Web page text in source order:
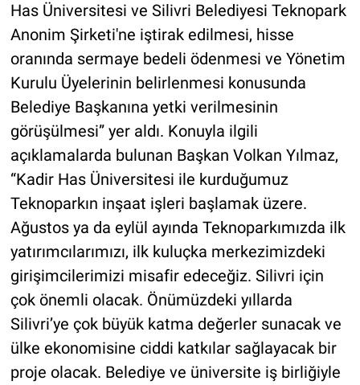
Has Üniversitesi ve Silivri Belediyesi Teknopark
Anonim Şirketi'ne iştirak edilmesi, hisse
oranında sermaye bedeli ödenmesi ve Yönetim
Kurulu Üyelerinin belirlenmesi konusunda
Belediye Başkanına yetki verilmesinin
görüşülmesi” yer aldı. Konuyla ilgili
açıklamalarda bulunan Başkan Volkan Yılmaz,
“Kadir Has Üniversitesi ile kurduğumuz
Teknoparkın inşaat işleri başlamak üzere.
Ağustos ya da eylül ayında Teknoparkımızda ilk
yatırımcılarımızı, ilk kuluçka merkezimizdeki
girişimcilerimizi misafir edeceğiz. Silivri için
çok önemli olacak. Önümüzdeki yıllarda
Silivri’ye çok büyük katma değerler sunacak ve
ülke ekonomisine ciddi katkılar sağlayacak bir
proje olacak. Belediye ve üniversite iş birliğiyle